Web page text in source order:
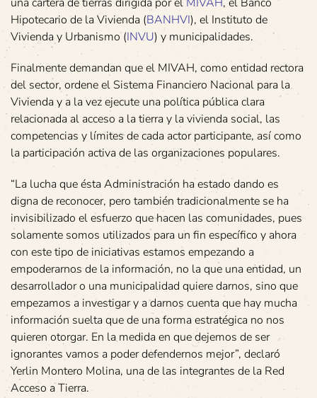
una cartera de tierras dirigida por el MIVAH, el Banco
Hipotecario de la Vivienda (BANHVI), el Instituto de
Vivienda y Urbanismo (INVU) y municipalidades.
Finalmente demandan que el MIVAH, como entidad rectora
del sector, ordene el Sistema Financiero Nacional para la
Vivienda y a la vez ejecute una política pública clara
relacionada al acceso a la tierra y la vivienda social, las
competencias y límites de cada actor participante, así como
la participación activa de las organizaciones populares.
“La lucha que ésta Administración ha estado dando es
digna de reconocer, pero también tradicionalmente se ha
invisibilizado el esfuerzo que hacen las comunidades, pues
solamente somos utilizados para un fin específico y ahora
con este tipo de iniciativas estamos empezando a
empoderarnos de la información, no la que una entidad, un
desarrollador o una municipalidad quiere darnos, sino que
empezamos a investigar y a darnos cuenta que hay mucha
información suelta que de una forma estratégica no nos
quieren otorgar. En la medida en que dejemos de ser
ignorantes vamos a poder defendernos mejor”, declaró
Yerlin Montero Molina, una de las integrantes de la Red
Acceso a Tierra.